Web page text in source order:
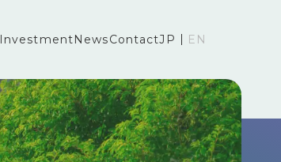
InvestmentNewsContactJP EN